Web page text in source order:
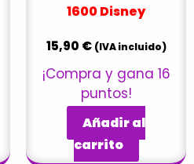
1600 Disney
15,90 € (IVA incluido)
¡Compra y gana 16
puntos!
Añadir al
carrito